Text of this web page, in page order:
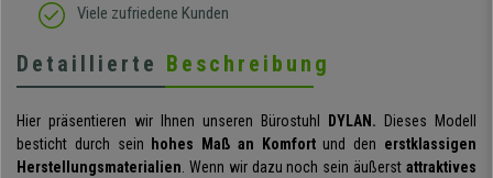
Viele zufriedene Kunden
Detaillierte Beschreibung
Hier präsentieren wir Ihnen unseren Bürostuhl DYLAN.
Dieses Modell
besticht durch sein
hohes Maß an Komfortund den erstklassigen
Herstellungsmaterialien. Wenn wir dazu noch sein äußerst attraktives